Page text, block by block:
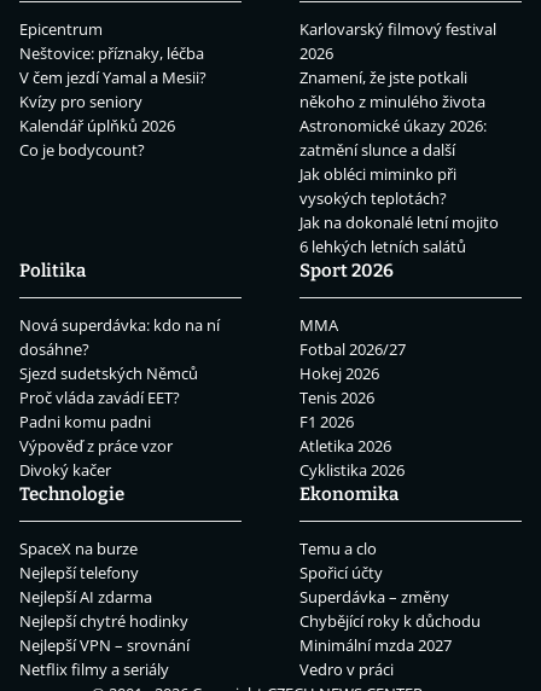
Epicentrum
Neštovice: příznaky, léčba
V čem jezdí Yamal a Mesii?
Kvízy pro seniory
Kalendář úplňků 2026
Co je bodycount?
Karlovarský filmový festival
2026
Znamení, že jste potkali
někoho z minulého života
Astronomické úkazy 2026:
zatmění slunce a další
Jak obléci miminko při
vysokých teplotách?
Jak na dokonalé letní mojito
6 lehkých letních salátů
Politika
Nová superdávka: kdo na ní
dosáhne?
Sjezd sudetských Němců
Proč vláda zavádí EET?
Padni komu padni
Výpověď z práce vzor
Divoký kačer
Sport 2026
MMA
Fotbal 2026/27
Hokej 2026
Tenis 2026
F1 2026
Atletika 2026
Cyklistika 2026
Technologie
SpaceX na burze
Nejlepší telefony
Nejlepší AI zdarma
Nejlepší chytré hodinky
Nejlepší VPN – srovnání
Netflix filmy a seriály
Ekonomika
Temu a clo
Spořicí účty
Superdávka – změny
Chybějící roky k důchodu
Minimální mzda 2027
Vedro v práci